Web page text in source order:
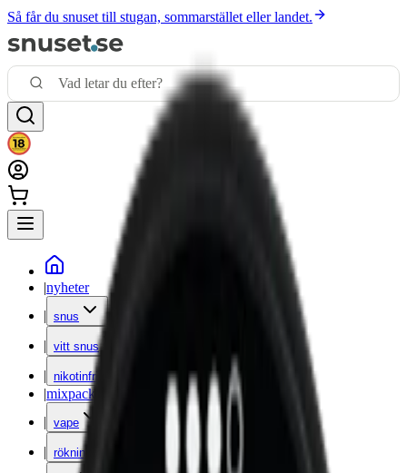
Så får du snuset till stugan, sommarstället eller landet.
|nyheter
| snus
| vitt snus
| nikotinfritt
|mixpack
| vape
| rökning